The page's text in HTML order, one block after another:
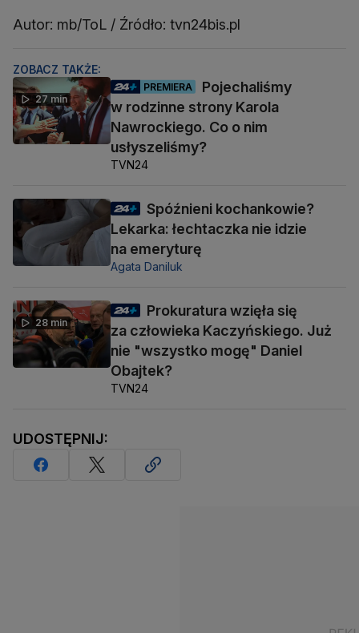
Autor: mb/ToL / Źródło: tvn24bis.pl
ZOBACZ TAKŻE:
27 min
PREMIERA
Pojechaliśmy
w rodzinne strony Karola
Nawrockiego. Co o nim
usłyszeliśmy?
TVN24
Spóźnieni kochankowie?
Lekarka: łechtaczka nie idzie
na emeryturę
Agata Daniluk
28 min
Prokuratura wzięła się
za człowieka Kaczyńskiego. Już
nie "wszystko mogę" Daniel
Obajtek?
TVN24
UDOSTĘPNIJ: